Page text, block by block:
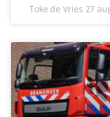
Toke de Vries 27